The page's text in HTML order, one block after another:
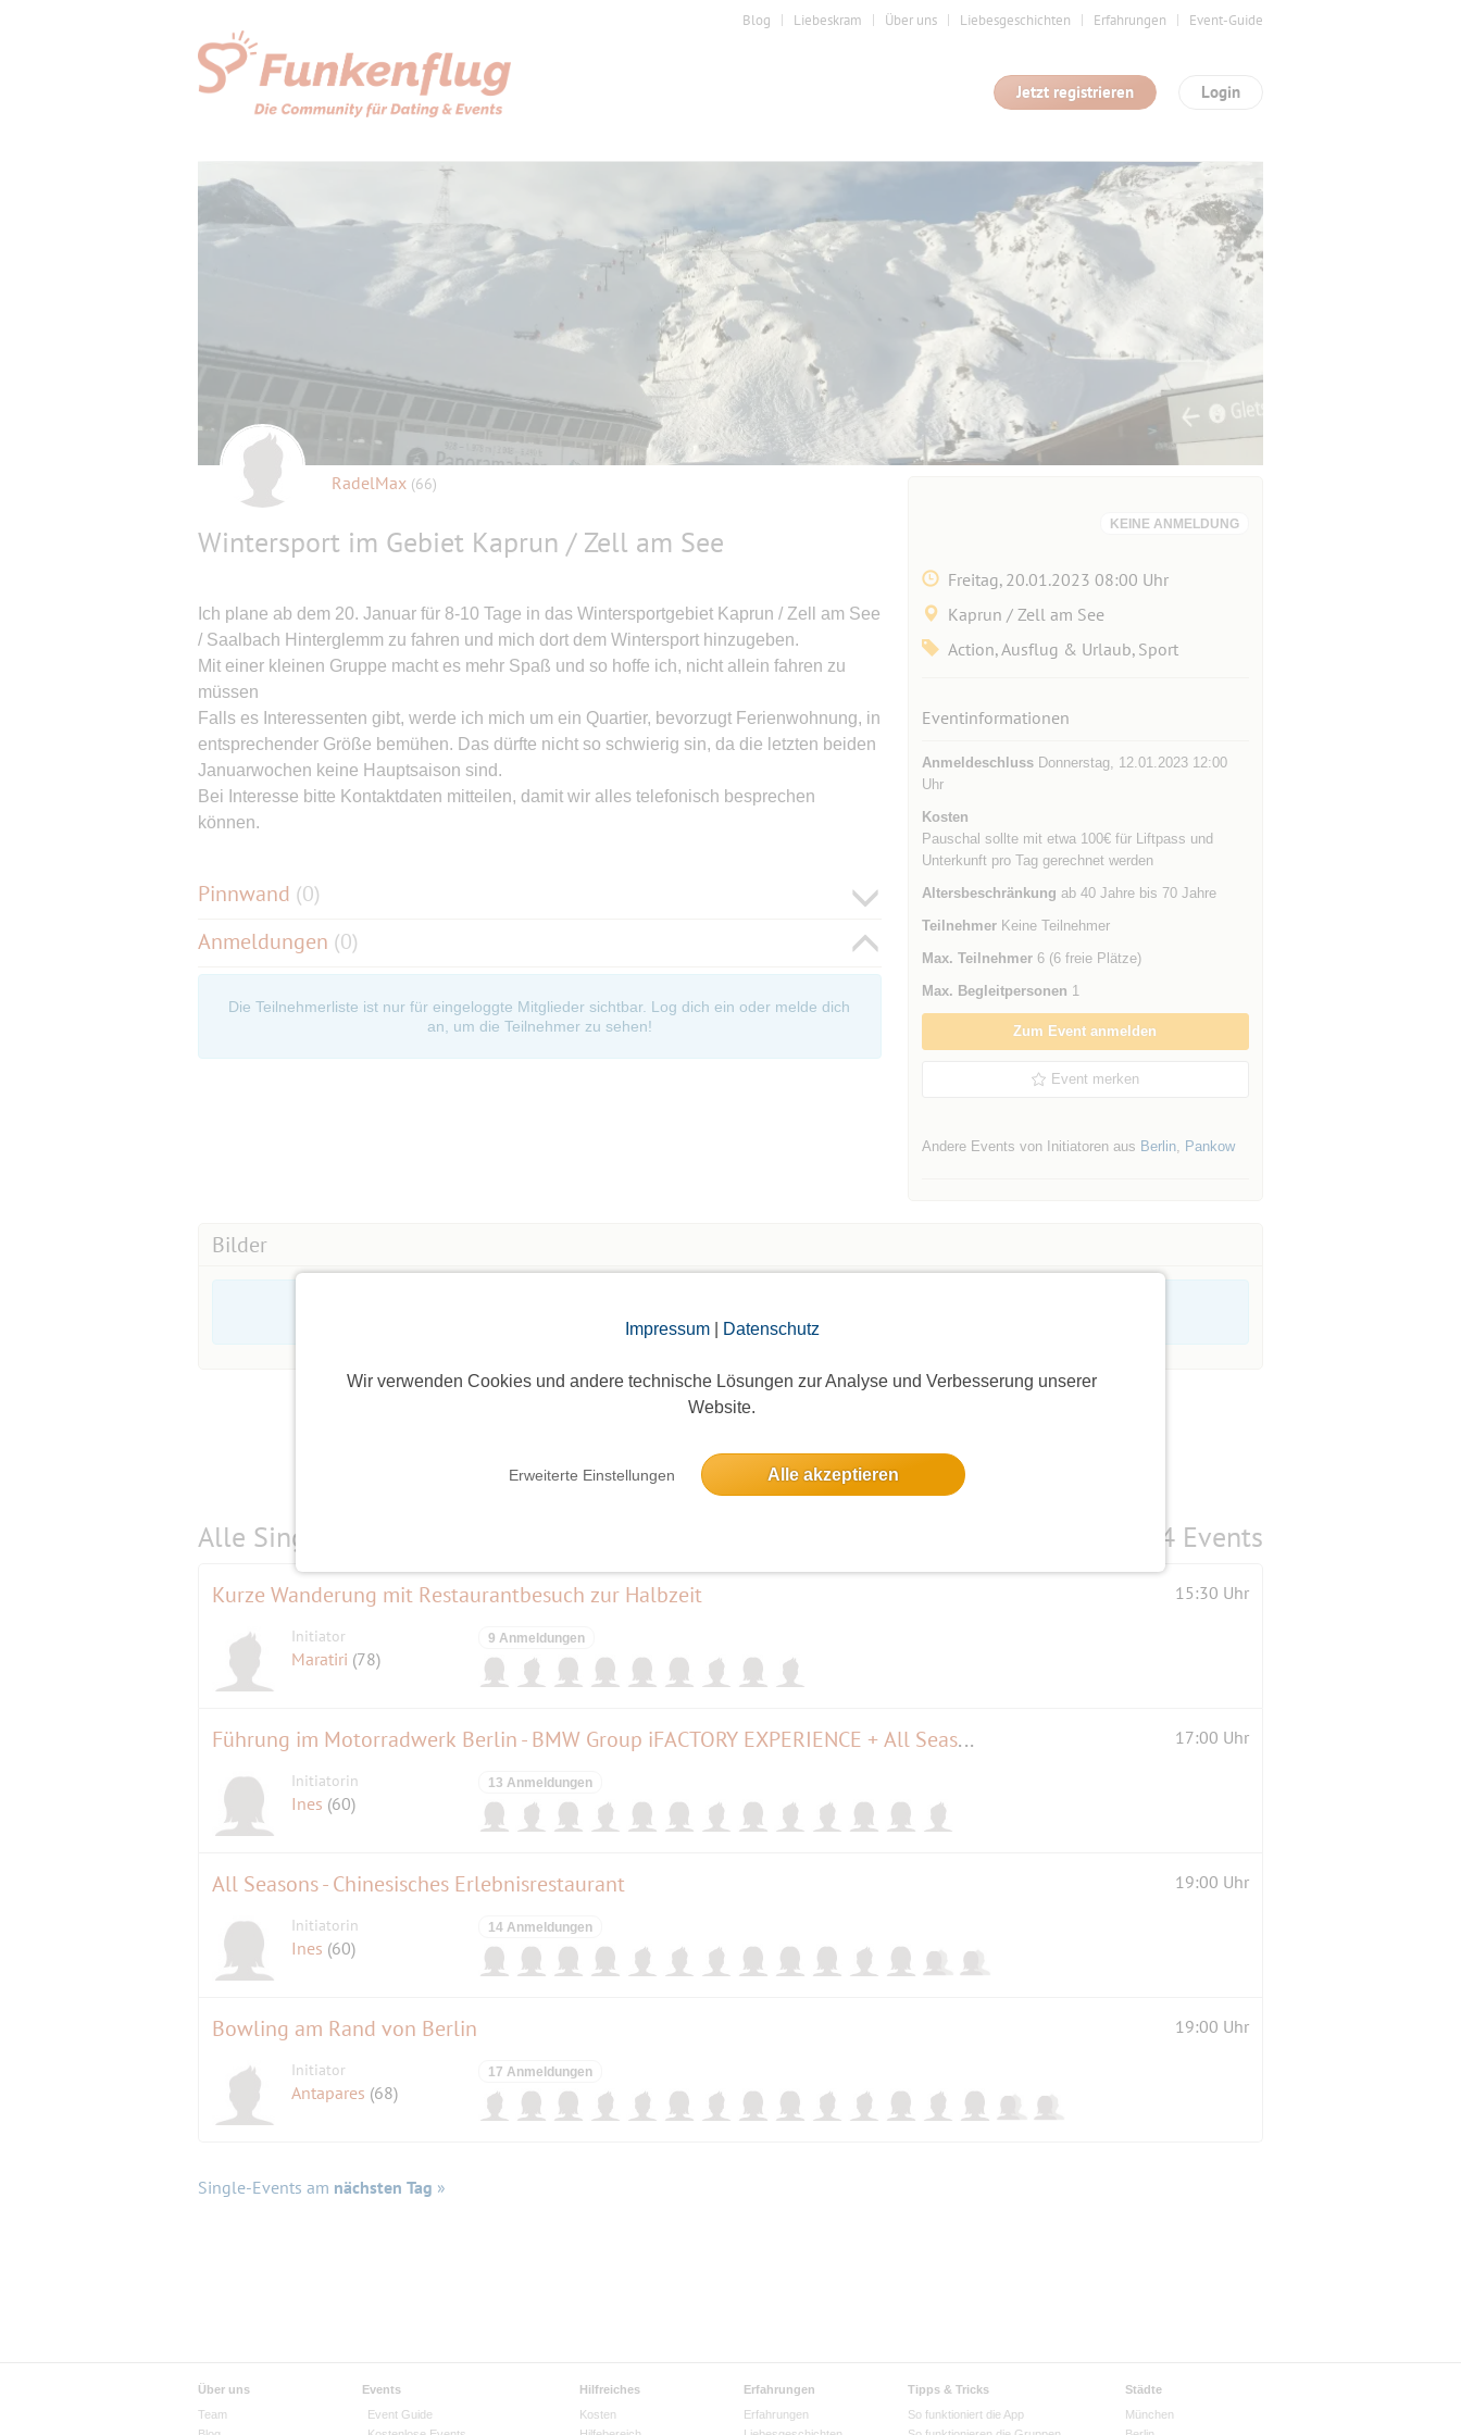
Impressum| Datenschutz
Wir verwenden Cookies und andere technische Lösungen zur Analyse und Verbesserung unserer
Website.
Erweiterte Einstellungen Alle akzeptieren
Blog Liebeskram Über uns Liebesgeschichten Erfahrungen Event-Guide
Login
Jetzt registrieren
RadelMax (66)
Wintersport im Gebiet Kaprun / Zell am See
Ich plane ab dem 20. Januar für 8-10 Tage in das Wintersportgebiet Kaprun / Zell am See
/ Saalbach Hinterglemm zu fahren und mich dort dem Wintersport hinzugeben.
Mit einer kleinen Gruppe macht es mehr Spaß und so hoffe ich, nicht allein fahren zu
müssen
Falls es Interessenten gibt, werde ich mich um ein Quartier, bevorzugt Ferienwohnung, in
entsprechender Größe bemühen. Das dürfte nicht so schwierig sin, da die letzten beiden
Januarwochen keine Hauptsaison sind.
Bei Interesse bitte Kontaktdaten mitteilen, damit wir alles telefonisch besprechen
können.
Pinnwand (0)
Anmeldungen (0)
Die Teilnehmerliste ist nur für eingeloggte Mitglieder sichtbar. Log dich ein oder melde dich
an, um die Teilnehmer zu sehen!
KEINE ANMELDUNG
Freitag, 20.01.2023 08:00 Uhr
Kaprun / Zell am See
Action, Ausflug & Urlaub, Sport
Eventinformationen
AnmeldeschlussDonnerstag, 12.01.2023 12:00
Uhr
Kosten
Pauschal sollte mit etwa 100€ für Liftpass und
Unterkunft pro Tag gerechnet werden
Altersbeschränkung ab 40 Jahre bis 70 Jahre
TeilnehmerKeine Teilnehmer
Max. Teilnehmer6 (6 freie Plätze)
Max. Begleitpersonen 1
Zum Event anmelden
Event merken
Andere Events von Initiatoren aus Berlin, Pankow
Bilder
Alle Single-Events am 4 Events
Kurze Wanderung mit Restaurantbesuch zur Halbzeit 15:30 Uhr
Initiator
Maratiri (78)
9 Anmeldungen
Führung im Motorradwerk Berlin - BMW Group iFACTORY EXPERIENCE + All Seasons | Chin. Restaurant 17:00 Uhr
Initiatorin
Ines (60)
13 Anmeldungen
All Seasons - Chinesisches Erlebnisrestaurant 19:00 Uhr
Initiatorin
Ines (60)
14 Anmeldungen
Bowling am Rand von Berlin 19:00 Uhr
Initiator
Antapares (68)
17 Anmeldungen
Single-Events am nächsten Tag »
Über uns
Team
Events
Event Guide
Hilfreiches
Kosten
Erfahrungen
Erfahrungen
Tipps & Tricks
So funktioniert die App
Städte
München